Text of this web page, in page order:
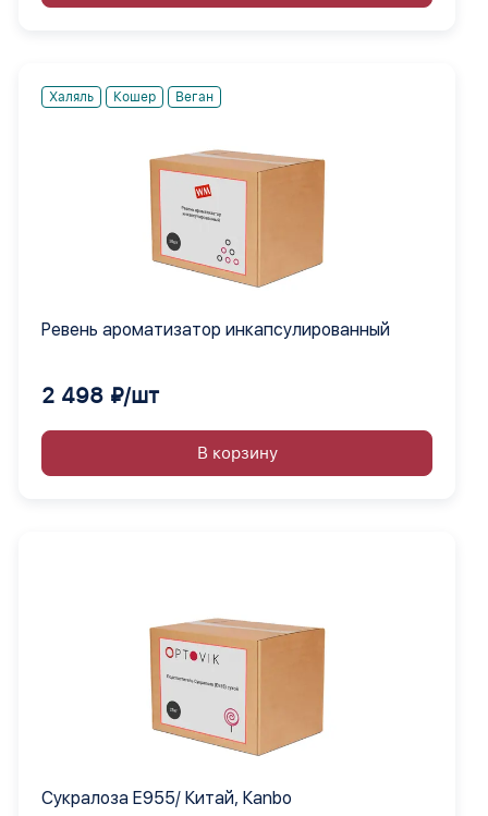
Халяль Кошер Веган
Ревень ароматизатор инкапсулированный
2 498 ₽/шт
В корзину
Сукралоза Е955/ Китай, Кanbo